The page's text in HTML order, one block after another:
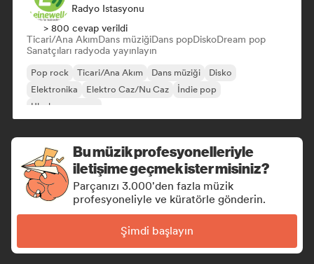
Radyo Istasyonu
> 800 cevap verildi
Ticari/Ana AkımDans müziğiDans popDiskoDream pop
Sanatçıları radyoda yayınlayın
Pop rock Ticari/Ana Akım Dans müziği
Disko
Elektronika
Elektro Caz/Nu Caz
İndie pop
Uluslararası pop
Bu müzik profesyonelleriyle
iletişime geçmek ister misiniz?
Parçanızı 3.000'den fazla müzik
profesyoneliyle ve küratörle gönderin.
Şimdi başlayın